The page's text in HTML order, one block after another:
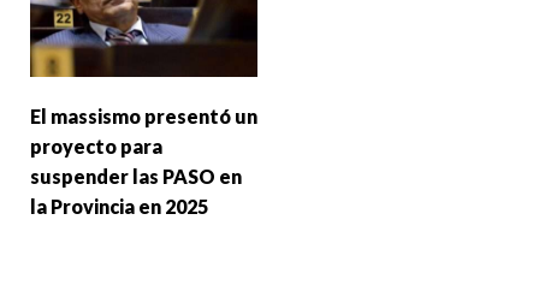
El massismo presentó un
proyecto para
suspender las PASO en
la Provincia en 2025